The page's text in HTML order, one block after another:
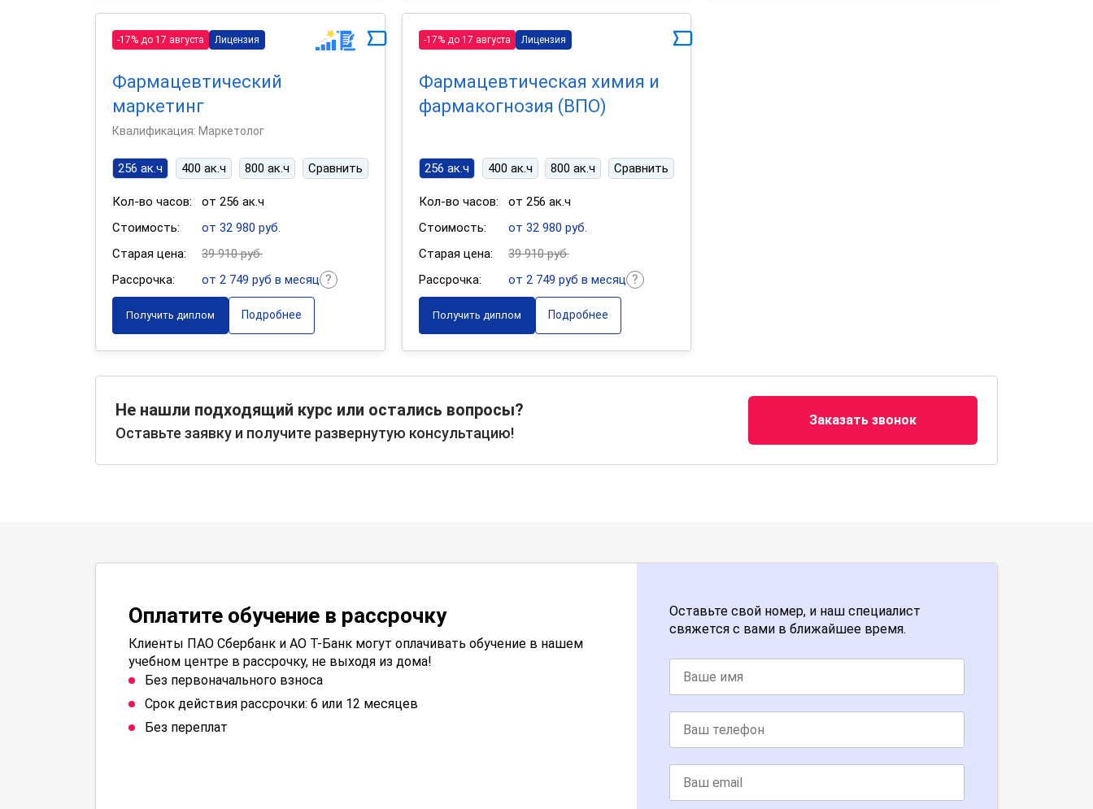
-17% до 17 августа Лицензия
Фармацевтический
маркетинг
Квалификация: Маркетолог
256 ак.ч 400 ак.ч 800 ак.ч Сравнить
Кол-во часов:
от 256 ак.ч
Стоимость:
от 32 980 руб.
Старая цена:
39 910 руб.
Рассрочка:
от 2 749 руб в месяц
Получить диплом Подробнее
-17% до 17 августа Лицензия
Фармацевтическая химия и
фармакогнозия (ВПО)
256 ак.ч 400 ак.ч 800 ак.ч Сравнить
Кол-во часов:
от 256 ак.ч
Стоимость:
от 32 980 руб.
Старая цена:
39 910 руб.
Рассрочка:
от 2 749 руб в месяц
Получить диплом Подробнее
Не нашли подходящий курс или остались вопросы?
Оставьте заявку и получите развернутую консультацию!
Заказать звонок
Оплатите обучение в рассрочку
Клиенты ПАО Сбербанк и АО Т-Банк могут оплачивать обучение в нашем
учебном центре в рассрочку, не выходя из дома!
Без первоначального взноса
Срок действия рассрочки: 6 или 12 месяцев
Без переплат
Оставьте свой номер, и наш специалист
свяжется с вами в ближайшее время.